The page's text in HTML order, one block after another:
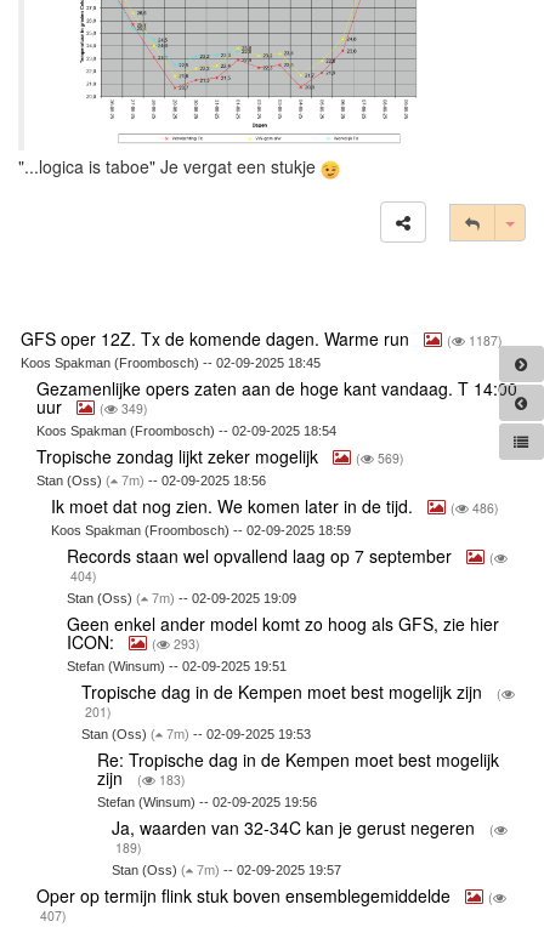
"...logica is taboe" Je vergat een stukje
GFS oper 12Z. Tx de komende dagen. Warme run ( 1187)
Koos Spakman (Froombosch) -- 02-09-2025 18:45
Gezamenlijke opers zaten aan de hoge kant vandaag. T 14:00
uur ( 349)
Koos Spakman (Froombosch) -- 02-09-2025 18:54
Tropische zondag lijkt zeker mogelijk ( 569)
Stan (Oss) ( 7m) -- 02-09-2025 18:56
Ik moet dat nog zien. We komen later in de tijd. ( 486)
Koos Spakman (Froombosch) -- 02-09-2025 18:59
Records staan wel opvallend laag op 7 september
(
404)
Stan (Oss) ( 7m) -- 02-09-2025 19:09
Geen enkel ander model komt zo hoog als GFS, zie hier
ICON: ( 293)
Stefan (Winsum) -- 02-09-2025 19:51
Tropische dag in de Kempen moet best mogelijk zijn
(
201)
Stan (Oss)( 7m) -- 02-09-2025 19:53
Re: Tropische dag in de Kempen moet best mogelijk
zijn ( 183)
Stefan (Winsum) -- 02-09-2025 19:56
Ja, waarden van 32-34C kan je gerust negeren
(
189)
Stan (Oss)( 7m) -- 02-09-2025 19:57
Oper op termijn flink stuk boven ensemblegemiddelde
(
407)